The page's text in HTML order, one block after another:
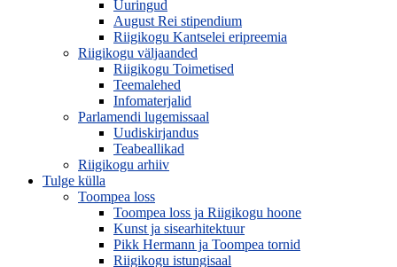
Uuringud
August Rei stipendium
Riigikogu Kantselei eripreemia
Riigikogu väljaanded
Riigikogu Toimetised
Teemalehed
Infomaterjalid
Parlamendi lugemissaal
Uudiskirjandus
Teabeallikad
Riigikogu arhiiv
Tulge külla
Toompea loss
Toompea loss ja Riigikogu hoone
Kunst ja sisearhitektuur
Pikk Hermann ja Toompea tornid
Riigikogu istungisaal